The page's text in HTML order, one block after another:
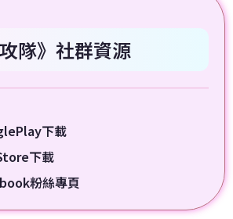
隊》社群資源
下載
下載
粉絲專頁